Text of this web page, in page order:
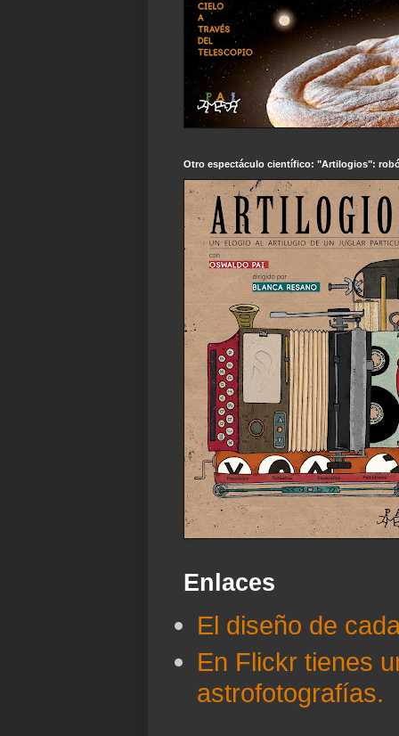
Otro espectáculo científico: "Artilogios":
Enlaces
El diseño de
En Flickr tienes
astrofotografías.